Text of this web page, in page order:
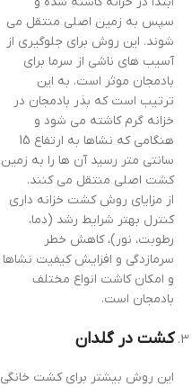
سپس به زمین اصلی منتقل می
شوند. این روش برای جلوگیری از
آسیب های ناشی از سرما برای
بادمجان موثر است. به این
ترتیب است که بذر بادمجان در
خزانه گرم کاشته می شود و
هنگامی که نشاها به ارتفاع 15
سانتی متر رسید آن ها را به زمین
کشت اصلی منتقل می کنند.
از مزایای روش کشت خزانه داری
کنترل بهتر شرایط رشد (دما،
رطوبت، نور)، کاهش خطر
سرمازدگی و افزایش کیفیت نشاها
و امکان کاشت انواع مختلف
بادمجان است.
کشت در گلدان
این روش بیشتر برای کشت خانگی